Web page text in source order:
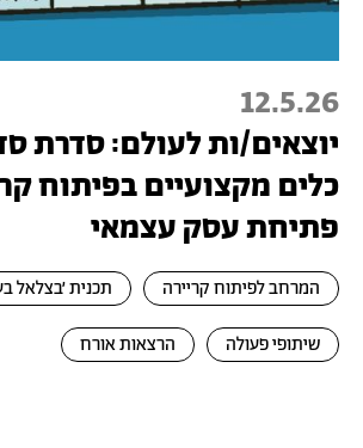
12.5.26
יוצאים/ות לעולם: סדרת
כלים מקצועיים בפיתוח
פתיחת עסק עצמאי
המרחב לפיתוח קריירה תכנית ׳בצלאל
שיתופי פעולה הרצאות אורח